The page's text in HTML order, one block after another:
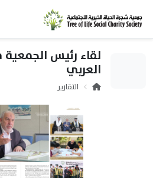
لقاء رئيس
العربي
التقارير